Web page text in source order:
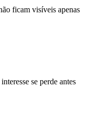
ficam visíveis apenas
se perde antes